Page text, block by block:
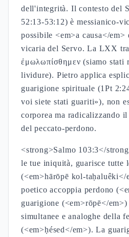
dell'integrità. Il contesto del
52:13-53:12) è messianico-
possibile <em>a causa</em>
vicaria del Servo. La LXX
ἐμωλωπίσθημεν (siamo stati
lividure). Pietro applica
guarigione spirituale (1Pt
voi siete stati guariti»), non
corporea ma radicalizzando
del peccato-perdono.
<strong>Salmo 103:3</
le tue iniquità, guarisce tutte
(<em>hārōpē kol-
poetico accoppia perdono
guarigione (<em>rōpē</
simultanee e analoghe della
(<em>ḥésed</em>). La